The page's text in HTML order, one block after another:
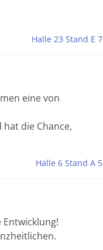
Halle 23 Stand E 7
eine von
die Chance,
Halle 6 Stand A 5